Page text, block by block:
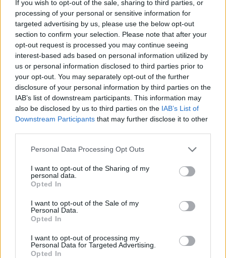
If you wish to opt-out of the sale, sharing to third parties, or
processing of your personal or sensitive information for
targeted advertising by us, please use the below opt-out
section to confirm your selection. Please note that after your
opt-out request is processed you may continue seeing
interest-based ads based on personal information utilized by
us or personal information disclosed to third parties prior to
your opt-out. You may separately opt-out of the further
disclosure of your personal information by third parties on the
IAB’s list of downstream participants. This information may
also be disclosed by us to third parties on the IAB’s List of
Downstream Participants that may further disclose it to other
Personal Data Processing Opt Outs
I want to opt-out of the Sharing of my
personal data.
Opted In
I want to opt-out of the Sale of my
Personal Data.
Opted In
I want to opt-out of processing my
Personal Data for Targeted Advertising.
Opted In
pada deszcz.
Kolejne dwie strofy opisują chatę wewnątrz .
Panuje tam ubóstwo, ściany są zapadłe,
używane naczynia są bardzo skromne, stare
(pojawia się rdza) i zabrudzone. Na stole leżą
resztki skromnego jedzenia, które potęguje
wrażenie biedy. W środku ciężko zobaczyć
więcej, ponieważ wnętrze oświetla „mdławe
Ten przykry obrazkontrastujez opisem
mieszkanek chaty
. Są to dwie kobiety, jedna
wygląda na więcej lat niż ma w rzeczywistości) i
druga młoda, siedemnastoletnia,
prawdopodobnie matka i córka. Obie są jednak
piękne. Podkreśla to smutny los, na który są